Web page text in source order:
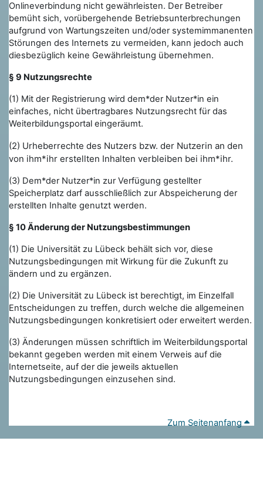
Onlineverbindung nicht gewährleisten. Der Betreiber
bemüht sich, vorübergehende Betriebsunterbrechungen
aufgrund von Wartungszeiten und/oder systemimmanenten
Störungen des Internets zu vermeiden, kann jedoch auch
diesbezüglich keine Gewährleistung übernehmen.
§ 9 Nutzungsrechte
(1) Mit der Registrierung wird dem*der Nutzer*in ein
einfaches, nicht übertragbares Nutzungsrecht für das
Weiterbildungsportal eingeräumt.
(2) Urheberrechte des Nutzers bzw. der Nutzerin an den
von ihm*ihr erstellten Inhalten verbleiben bei ihm*ihr.
(3) Dem*der Nutzer*in zur Verfügung gestellter
Speicherplatz darf ausschließlich zur Abspeicherung der
erstellten Inhalte genutzt werden.
§ 10 Änderung der Nutzungsbestimmungen
(1) Die Universität zu Lübeck behält sich vor, diese
Nutzungsbedingungen mit Wirkung für die Zukunft zu
ändern und zu ergänzen.
(2) Die Universität zu Lübeck ist berechtigt, im Einzelfall
Entscheidungen zu treffen, durch welche die allgemeinen
Nutzungsbedingungen konkretisiert oder erweitert werden.
(3) Änderungen müssen schriftlich im Weiterbildungsportal
bekannt gegeben werden mit einem Verweis auf die
Internetseite, auf der die jeweils aktuellen
Nutzungsbedingungen einzusehen sind.
Zum Seitenanfang